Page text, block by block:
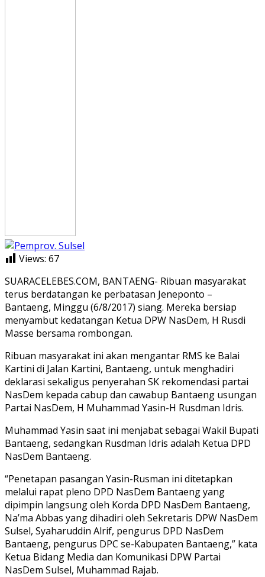
Views: 67
SUARACELEBES.COM, BANTAENG- Ribuan masyarakat
terus berdatangan ke perbatasan Jeneponto –
Bantaeng, Minggu (6/8/2017) siang. Mereka bersiap
menyambut kedatangan Ketua DPW NasDem, H Rusdi
Masse bersama rombongan.
Ribuan masyarakat ini akan mengantar RMS ke Balai
Kartini di Jalan Kartini, Bantaeng, untuk menghadiri
deklarasi sekaligus penyerahan SK rekomendasi partai
NasDem kepada cabup dan cawabup Bantaeng usungan
Partai NasDem, H Muhammad Yasin-H Rusdman Idris.
Muhammad Yasin saat ini menjabat sebagai Wakil Bupati
Bantaeng, sedangkan Rusdman Idris adalah Ketua DPD
NasDem Bantaeng.
“Penetapan pasangan Yasin-Rusman ini ditetapkan
melalui rapat pleno DPD NasDem Bantaeng yang
dipimpin langsung oleh Korda DPD NasDem Bantaeng,
Na’ma Abbas yang dihadiri oleh Sekretaris DPW NasDem
Sulsel, Syaharuddin Alrif, pengurus DPD NasDem
Bantaeng, pengurus DPC se-Kabupaten Bantaeng,” kata
Ketua Bidang Media dan Komunikasi DPW Partai
NasDem Sulsel, Muhammad Rajab.